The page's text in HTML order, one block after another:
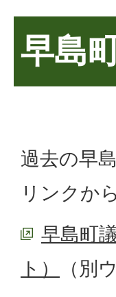
早島
過去の早
リンクか
早島町
ト）
（別